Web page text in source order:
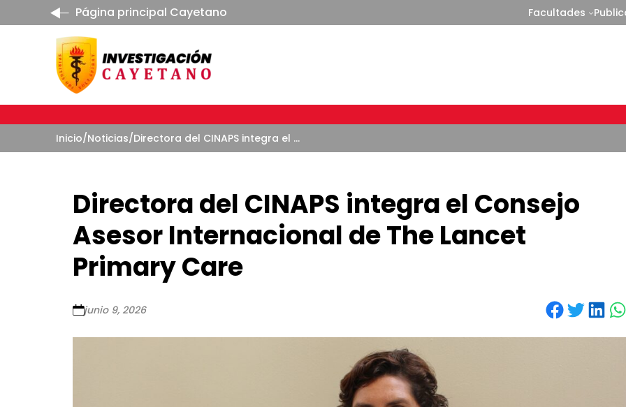
Página principal Cayetano Facultades
Inicio/Noticias/ Directora del CINAPS integra el Consejo Asesor Internacional de The Lancet Primary Care
Directora del CINAPS integra el Consejo
Asesor Internacional de The Lancet
Primary Care
junio 9, 2026 Share on Facebook Share on Twitter Share on LinkedIn Share on WhatsApp